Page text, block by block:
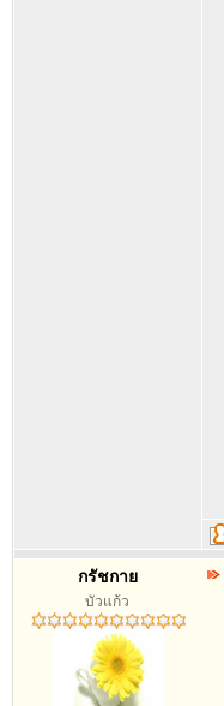
กรัชกาย
บัวแก้ว